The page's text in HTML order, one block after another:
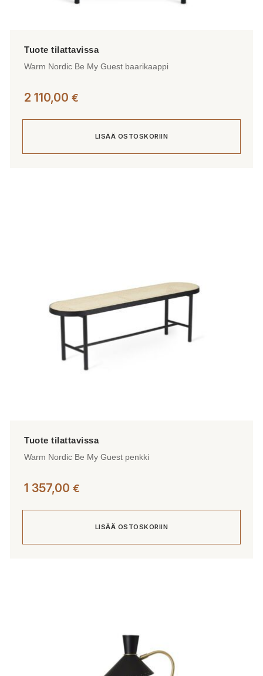
Warm Nordic Be My Guest baarikaappi
2 110,00 €
LISÄÄ OSTOSKORIIN
Warm Nordic Be My Guest penkki
1 357,00 €
LISÄÄ OSTOSKORIIN